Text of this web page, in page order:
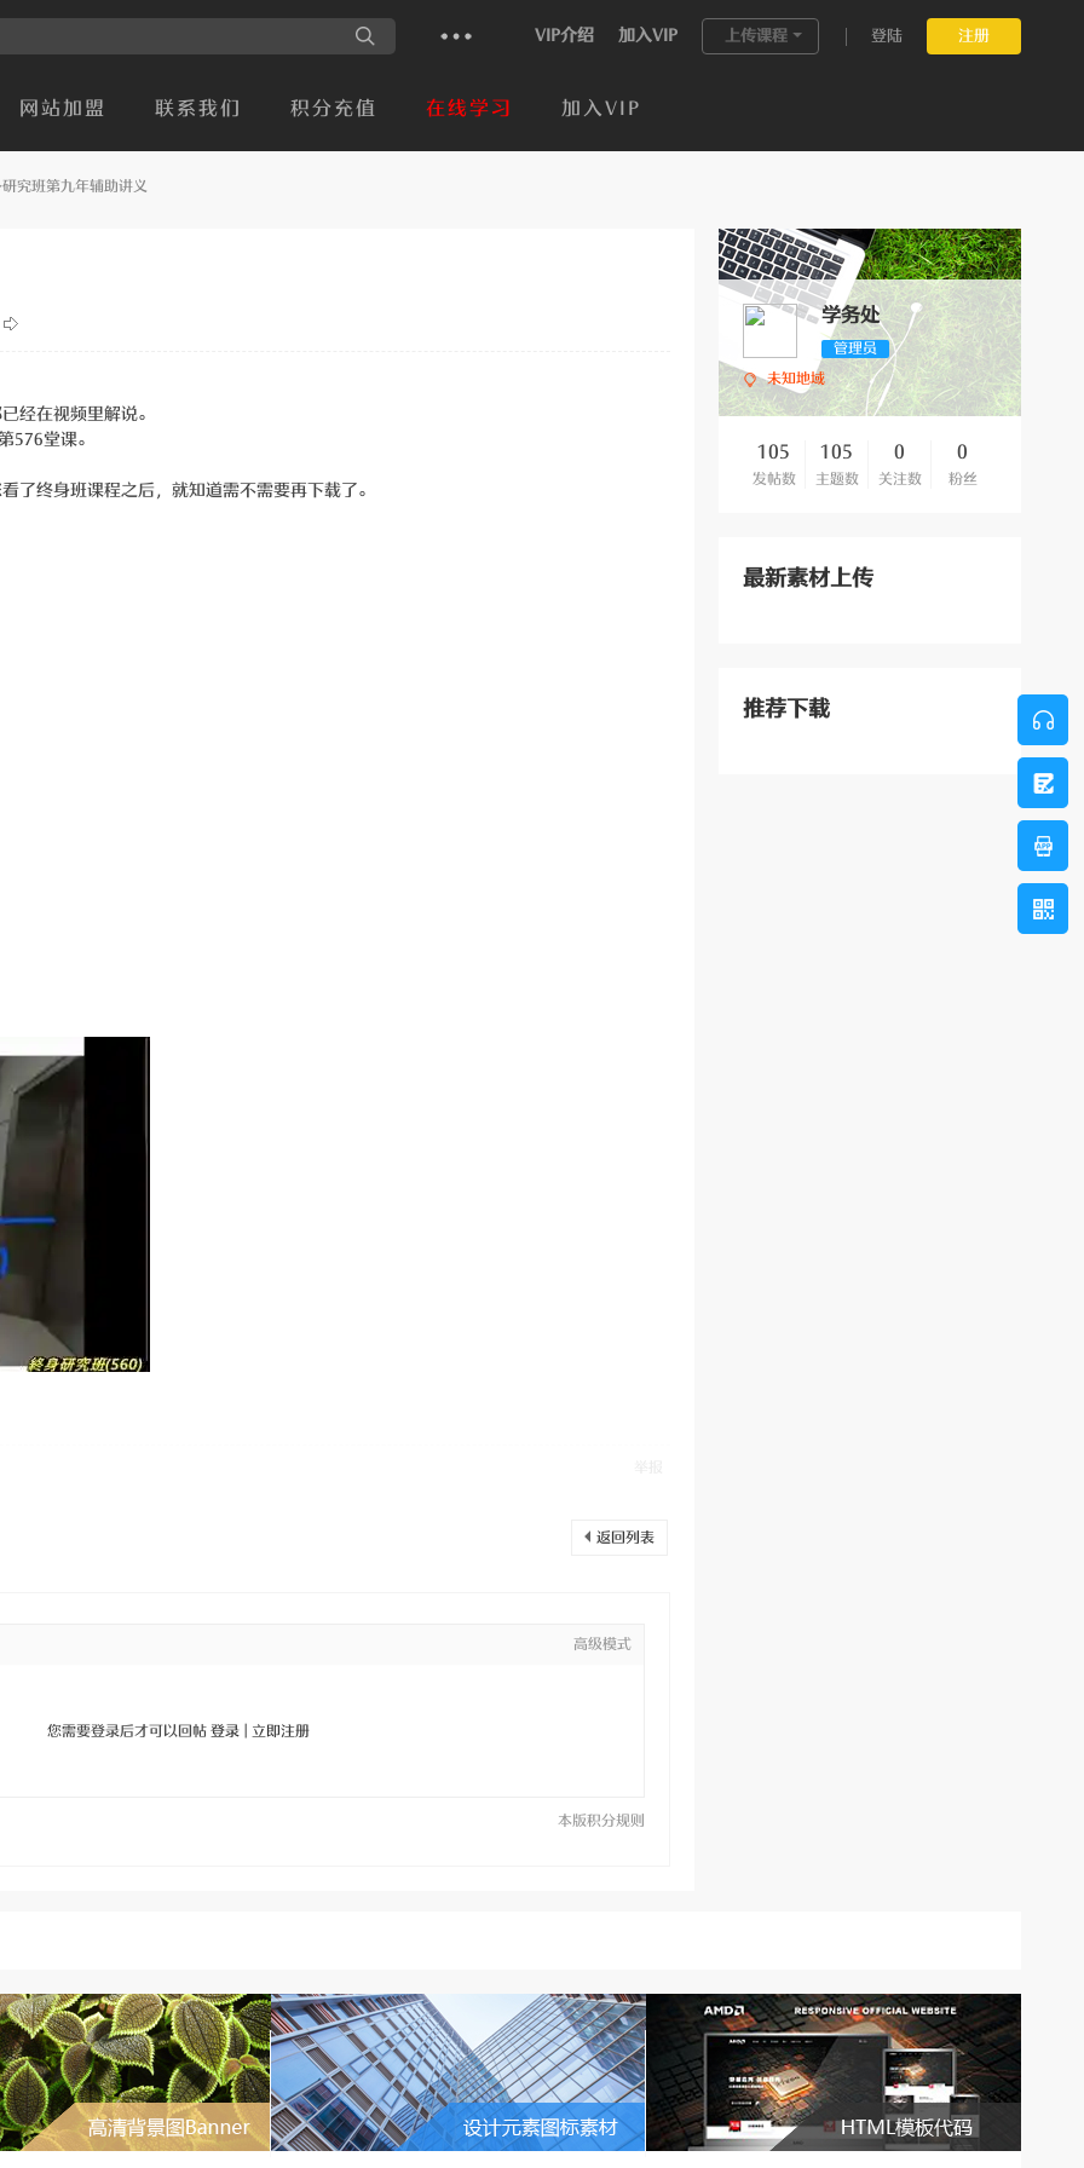
VIP介绍 加入VIP 上传课程 登陆 注册
网站加盟 联系我们 积分充值 在线学习 加入VIP
究班第九年辅助讲义
学务处
管理员
未知地域
105
发帖数
105
主题数
0
关注数
0
粉丝
最新素材上传
推荐下载
经在视频里解说。
576堂课。
了终身班课程之后，就知道需不需要再下载了。
返回列表
高级模式
您需要登录后才可以回帖 登录| 立即注册
本版积分规则